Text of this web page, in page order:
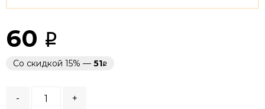
60
Со скидкой 15% — 51
- +